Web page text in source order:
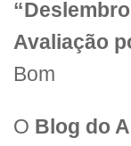
Avaliação
Bom
O Blog do